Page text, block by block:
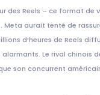
des Reels – ce format de
aurait tenté de
d’heures de Reels
Le rival chinois
son concurrent